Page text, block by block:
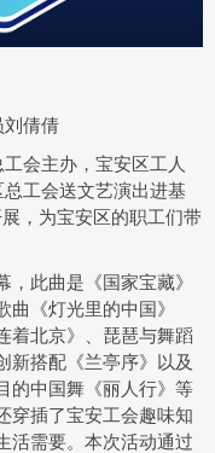
刘倩倩
会主办，宝安区工人
总工会送文艺演出进基
，为宝安区的职工们带
此曲是《国家宝藏》
《灯光里的中国》
着北京》、琵琶与舞蹈
新搭配《兰亭序》以及
的中国舞《丽人行》等
穿插了宝安工会趣味知
活需要。本次活动通过